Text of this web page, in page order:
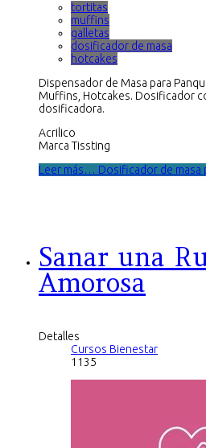
tortitas
muffins
galletas
dosificador de masa
hotcakes
Dispensador de Masa para
Muffins, Hotcakes. Dosificador
dosificadora.
Acrilico
Marca Tissting
Leer más… Dosificador de masa
Sanar una
Amorosa
Detalles
Cursos Bienestar
1135